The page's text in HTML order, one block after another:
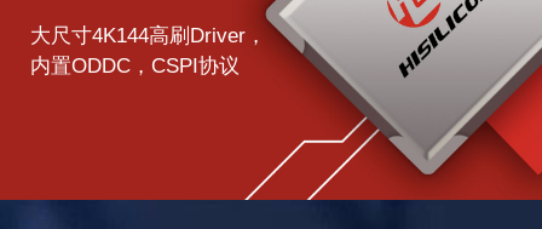
大尺寸4K144高刷Driver，
内置ODDC，CSPI协议